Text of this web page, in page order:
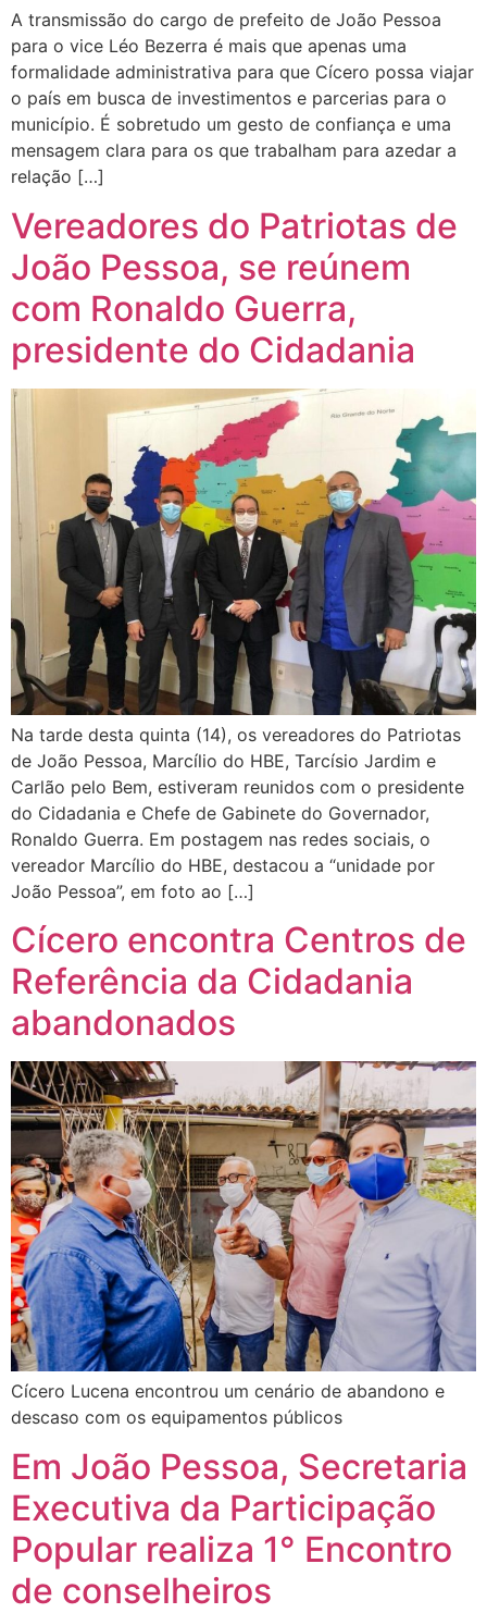
A transmissão do cargo de prefeito de João Pessoa
para o vice Léo Bezerra é mais que apenas uma
formalidade administrativa para que Cícero possa viajar
o país em busca de investimentos e parcerias para o
município. É sobretudo um gesto de confiança e uma
mensagem clara para os que trabalham para azedar a
relação […]
Vereadores do Patriotas de
João Pessoa, se reúnem
com Ronaldo Guerra,
presidente do Cidadania
Na tarde desta quinta (14), os vereadores do Patriotas
de João Pessoa, Marcílio do HBE, Tarcísio Jardim e
Carlão pelo Bem, estiveram reunidos com o presidente
do Cidadania e Chefe de Gabinete do Governador,
Ronaldo Guerra. Em postagem nas redes sociais, o
vereador Marcílio do HBE, destacou a “unidade por
João Pessoa”, em foto ao […]
Cícero encontra Centros de
Referência da Cidadania
abandonados
Cícero Lucena encontrou um cenário de abandono e
descaso com os equipamentos públicos
Em João Pessoa, Secretaria
Executiva da Participação
Popular realiza 1° Encontro
de conselheiros